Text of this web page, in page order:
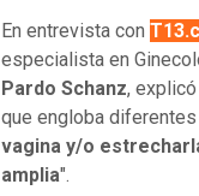
En entrevista con
especialista en
Pardo Schanz,
que engloba
vagina y/o
amplia".